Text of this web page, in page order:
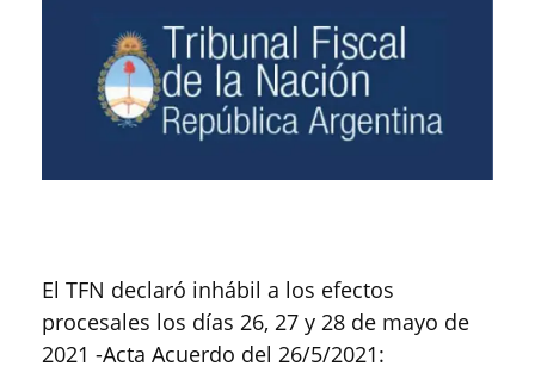
El TFN declaró inhábil a los efectos
procesales los días 26, 27 y 28 de mayo de
2021 -Acta Acuerdo del 26/5/2021: